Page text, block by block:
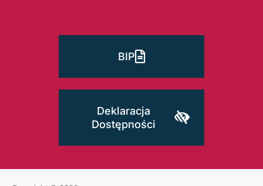
BIP
Deklaracja
Dostępności